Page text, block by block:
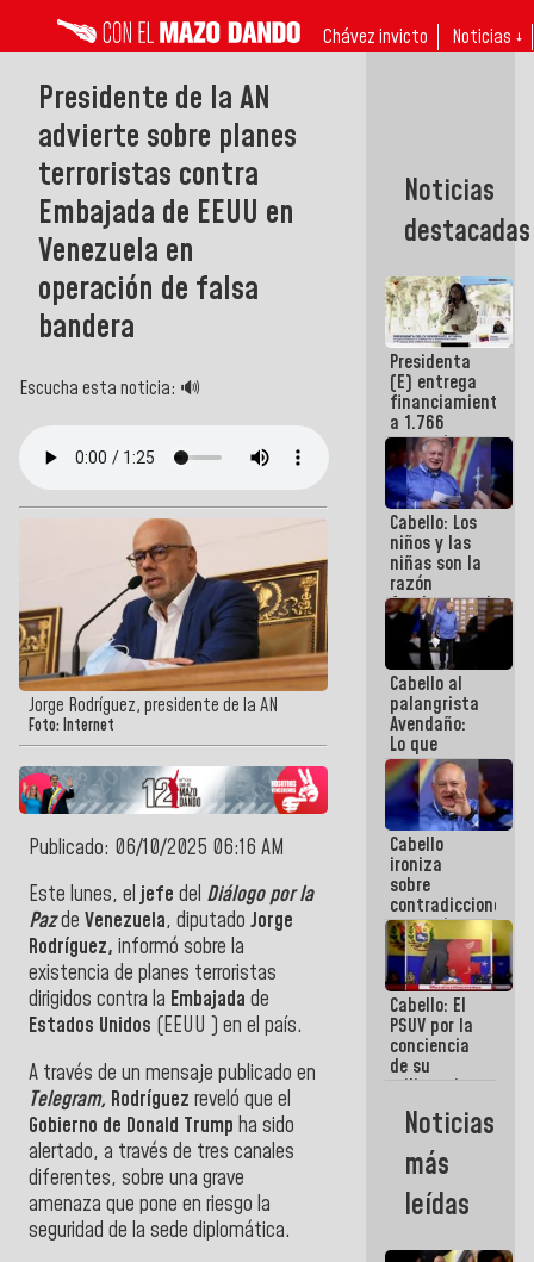
Chávez invicto Noticias ↓
Presidente de la AN
advierte sobre planes
terroristas contra
Embajada de EEUU en
Venezuela en
operación de falsa
bandera
Escucha esta noticia: 🔊
Jorge Rodríguez, presidente de la AN
Foto: Internet
Publicado: 06/10/2025 06:16 AM
Este lunes, eljefe del Diálogo por la
Pazde Venezuela, diputado Jorge
Rodríguez, informó sobre la
existencia de planes terroristas
dirigidos contra la Embajada de
Estados Unidos (EEUU ) en el país.
A través de un mensaje publicado en
Telegram, Rodríguez reveló que el
Gobierno de Donald Trump ha sido
alertado, a través de tres canales
diferentes, sobre una grave
amenaza que pone en riesgo la
seguridad de la sede diplomática.
Noticias
destacadas
Presidenta
(E) entrega
financiamientos
a 1.766
comerciantes
y
emprendedores
afectados
por
terremotos
Cabello: Los
niños y las
niñas son la
razón
fundamental
de todo lo
que
estamos
haciendo
Cabello al
palangrista
Avendaño:
Lo que
vayas a
escribir
hazlo hoy
por que no
sabemos si
la semana
que viene
hay
programa
Cabello
ironiza
sobre
contradicciones
y mentiras
de María
Machado:
¡Créanle!
Cabello: El
PSUV por la
conciencia
de su
militancia
es la
organización
política más
sólida de
Venezuela
Noticias
más
leídas